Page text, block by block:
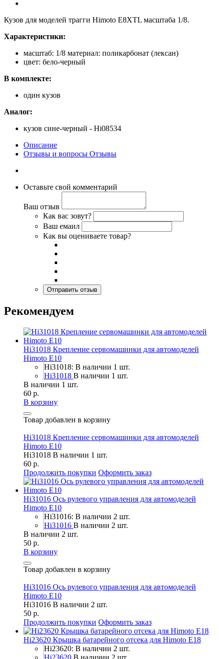
Кузов для моделей трагги Himoto E8XTL масштаба 1/8.
Характеристики:
масштаб: 1/8 материал: поликарбонат (лексан)
цвет: бело-черный
В комплекте:
один кузов
Аналог:
кузов сине-черный - Hi08534
Описание
Отзывы и вопросы Отзывы
Оставьте свой комментарий
Ваш отзыв
Как вас зовут?
Ваш емаил
Как вы оцениваете товар?
Рекомендуем
Hi31018 Крепление сервомашинки для автомоделей
Himoto E10
Hi31018: В наличии 1 шт.
Hi31018 В наличии 1 шт.
В наличии 1 шт.
60 р.
В корзину
Товар добавлен в корзину
Hi31018 Крепление сервомашинки для автомоделей
Himoto E10
Hi31018 В наличии 1 шт.
60 р.
Продолжить покупки Оформить заказ
Hi31016 Ось рулевого управления для автомоделей
Himoto E10
Hi31016: В наличии 2 шт.
Hi31016 В наличии 2 шт.
В наличии 2 шт.
50 р.
В корзину
Товар добавлен в корзину
Hi31016 Ось рулевого управления для автомоделей
Himoto E10
Hi31016 В наличии 2 шт.
50 р.
Продолжить покупки Оформить заказ
Hi23620 Крышка батарейного отсека для Himoto E18
Hi23620: В наличии 2 шт.
Hi23620 В наличии 2 шт.